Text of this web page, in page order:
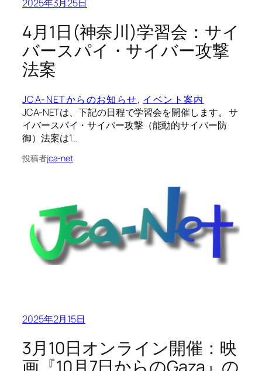
2025年3月25日
4月1日(神奈川)学習会：サイ
バースパイ・サイバー攻撃
法案
JCA-NETからのお知らせ, イベント案内
JCA-NETは、下記の日程で学習会を開催します。 サ
イバースパイ・サイバー攻撃（能動的サイバー防
御）法案は1…
投稿者jca-net
2025年2月15日
3月10日オンライン開催：映